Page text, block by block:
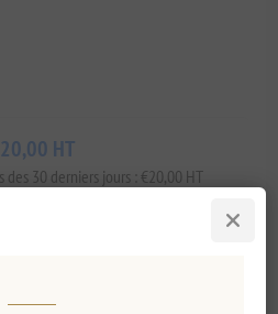
HT
des 30 derniers jours : €20,00 HT